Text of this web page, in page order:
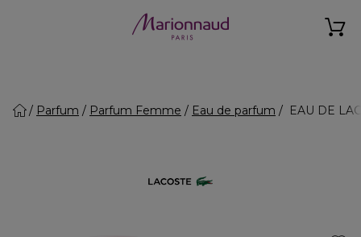
Parfum Parfum Femme Eau de parfum EAU DE